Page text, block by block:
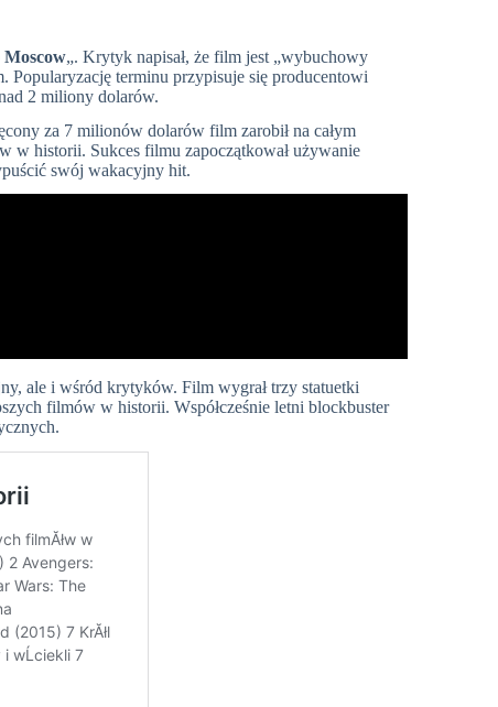
Moscow„. Krytyk napisał, że film jest „wybuchowy
terminu przypisuje się producentowi
2 miliony dolarów.
za 7 milionów dolarów film zarobił na całym
w historii. Sukces filmu zapoczątkował używanie
swój wakacyjny hit.
ale i wśród krytyków. Film wygrał trzy statuetki
filmów w historii. Współcześnie letni blockbuster